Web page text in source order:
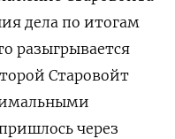
дела по итогам
разыгрывается
Старовойт
через